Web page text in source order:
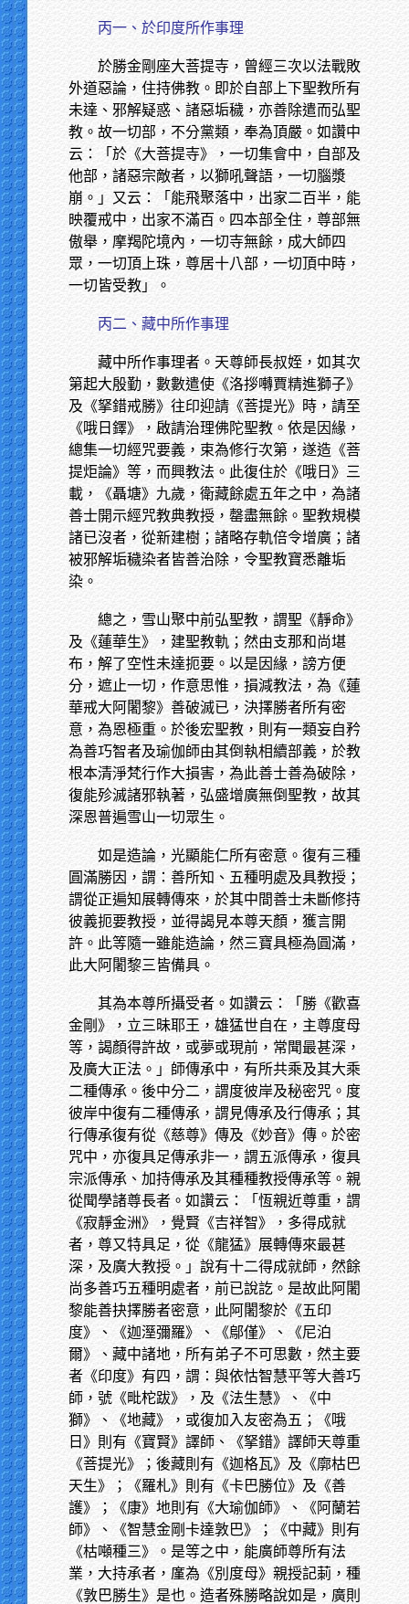
丙一、於印度所作事理
於勝金剛座大菩提寺，曾經三次以法戰敗
外道惡論，住持佛教。即於自部上下聖教所有
未達、邪解疑惑、諸惡垢穢，亦善除遣而弘聖
教。故一切部，不分黨類，奉為頂嚴。如讚中
云：「於《大菩提寺》，一切集會中，自部及
他部，諸惡宗敵者，以獅吼聲語，一切腦漿
崩。」又云：「能飛聚落中，出家二百半，能
映覆戒中，出家不滿百。四本部全住，尊部無
傲舉，摩羯陀境內，一切寺無餘，成大師四
眾，一切頂上珠，尊居十八部，一切頂中時，
一切皆受教」。
丙二、藏中所作事理
藏中所作事理者。天尊師長叔姪，如其次
第起大殷勤，數數遣使《洛拶囀賈精進獅子》
及《拏錯戒勝》往印迎請《菩提光》時，請至
《哦日鐸》，啟請治理佛陀聖教。依是因緣，
總集一切經咒要義，束為修行次第，遂造《菩
提炬論》等，而興教法。此復住於《哦日》三
載，《聶塘》九歲，衛藏餘處五年之中，為諸
善士開示經咒教典教授，罄盡無餘。聖教規模
諸已沒者，從新建樹；諸略存軌倍令增廣；諸
被邪解垢穢染者皆善治除，令聖教寶悉離垢
染。
總之，雪山聚中前弘聖教，謂聖《靜命》
及《蓮華生》，建聖教軌；然由支那和尚堪
布，解了空性未達扼要。以是因緣，謗方便
分，遮止一切，作意思惟，損減教法，為《蓮
華戒大阿闍黎》善破滅已，決擇勝者所有密
意，為恩極重。於後宏聖教，則有一類妄自矜
為善巧智者及瑜伽師由其倒執相續部義，於教
根本清淨梵行作大損害，為此善士善為破除，
復能殄滅諸邪執著，弘盛增廣無倒聖教，故其
深恩普遍雪山一切眾生。
如是造論，光顯能仁所有密意。復有三種
圓滿勝因，謂：善所知、五種明處及具教授；
謂從正遍知展轉傳來，於其中間善士未斷修持
彼義扼要教授，並得謁見本尊天顏，獲言開
許。此等隨一雖能造論，然三寶具極為圓滿，
此大阿闍黎三皆備具。
其為本尊所攝受者。如讚云：「勝《歡喜
金剛》，立三昧耶王，雄猛世自在，主尊度母
等，謁顏得許故，或夢或現前，常聞最甚深，
及廣大正法。」師傳承中，有所共乘及其大乘
二種傳承。後中分二，謂度彼岸及秘密咒。度
彼岸中復有二種傳承，謂見傳承及行傳承；其
行傳承復有從《慈尊》傳及《妙音》傳。於密
咒中，亦復具足傳承非一，謂五派傳承，復具
宗派傳承、加持傳承及其種種教授傳承等。親
從聞學諸尊長者。如讚云：「恆親近尊重，謂
《寂靜金洲》，覺賢《吉祥智》，多得成就
者，尊又特具足，從《龍猛》展轉傳來最甚
深，及廣大教授。」說有十二得成就師，然餘
尚多善巧五種明處者，前已說訖。是故此阿闍
黎能善抉擇勝者密意，此阿闍黎於《五印
度》、《迦溼彌羅》、《鄔僅》、《尼泊
爾》、藏中諸地，所有弟子不可思數，然主要
者《印度》有四，謂：與依怙智慧平等大善巧
師，號《毗柁跋》，及《法生慧》、《中
獅》、《地藏》，或復加入友密為五；《哦
日》則有《寶賢》譯師、《拏錯》譯師天尊重
《菩提光》；後藏則有《迦格瓦》及《廓枯巴
天生》；《羅札》則有《卡巴勝位》及《善
護》；《康》地則有《大瑜伽師》、《阿蘭若
師》、《智慧金剛卡達敦巴》；《中藏》則有
《枯噸種三》。是等之中，能廣師尊所有法
業，大持承者，廑為《別度母》親授記莿，種
《敦巴勝生》是也。造者殊勝略說如是，廣則